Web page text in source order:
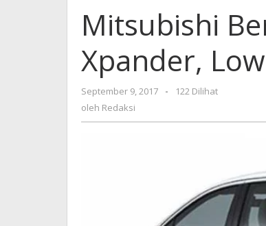
Bayi
Low
cs
Mitsubishi
Xpander,
September 9, 2017
oleh
-
122 Dilihat
oleh Redaksi